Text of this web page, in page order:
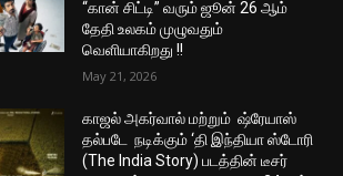
“கான் சிட்டி” வரும் ஜூன் 26 ஆம்
தேதி உலகம் முழுவதும்
வெளியாகிறது !!
May 21, 2026
காஜல் அகர்வால் மற்றும் ஷ்ரேயாஸ்
தல்படே நடிக்கும் ‘தி இந்தியா ஸ்டோரி
(The India Story) படத்தின் டீசர்